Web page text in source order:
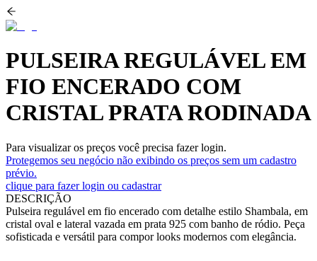
PULSEIRA REGULÁVEL EM
FIO ENCERADO COM
CRISTAL PRATA RODINADA
Para visualizar os preços você precisa fazer login.
Protegemos seu negócio não exibindo os preços sem um cadastro
prévio.
clique para fazer login ou cadastrar
DESCRIÇÃO
Pulseira regulável em fio encerado com detalhe estilo Shambala, em
cristal oval e lateral vazada em prata 925 com banho de ródio. Peça
sofisticada e versátil para compor looks modernos com elegância.